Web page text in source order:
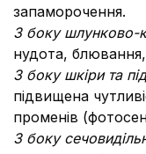
запаморочення.
З боку шлунково-
нудота,
З боку шкіри та
підвищена
променів
З боку